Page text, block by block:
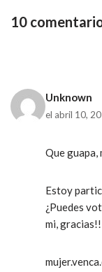
10
Unknown
el abril 10,
Que guapa,
Estoy
¿Puedes
mi,